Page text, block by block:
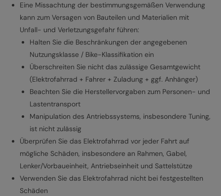
Eine Missachtung der bestimmungsgemäßen Verwendung
kann zum Versagen von Bauteilen und Materialien mit
Unfall- und Verletzungsgefahr führen:
Halten Sie die Beschränkungen der angegebenen
Nutzungsklasse / Bike-Klassifikation ein
Überschreiten Sie nicht das zulässige Gesamtgewicht
(Elektrofahrrad + Fahrer + Zuladung + ggf. Anhänger)
Beachten Sie die Herstellervorgaben zum Personen- und
Lastentransport
Manipulation des Antriebssystems, insbesondere Tuning,
ist nicht zulässig
Überprüfen Sie das Elektrofahrrad vor jeder Fahrt auf
mögliche Schäden, insbesondere an Rahmen, Gabel,
Lenker/Vorbaueinheit, Antriebseinheit und Sattelstütze
Verwenden Sie das Elektrofahrrad nicht bei festgestellten
Schäden